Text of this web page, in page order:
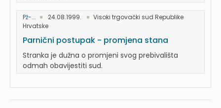
Pž-... 24.08.1999.
Visoki trgovački sud Republike
Hrvatske
Parnični postupak - promjena stana
Stranka je dužna o promjeni svog prebivališta
odmah obavijestiti sud.